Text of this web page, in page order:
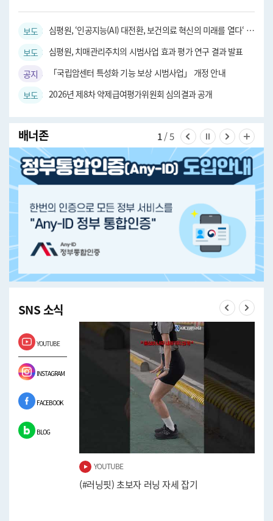
보도자료심평원, ‘인공지능(AI) 대전환, 보건의료 혁신의 미래를 열다‘ 주제, 국제 심포지엄 개최
보도자료심평원, 치매관리주치의 시범사업 효과 평가 연구 결과 발표
공지사항 「국립암센터 특성화 기능 보상 시범사업」 개정 안내
보도자료2026년 제8차 약제급여평가위원회 심의결과 공개
배너존 1/ 5 이전 슬라이드 보기
슬라이드 멈춤
다음 슬
전
SNS 소식
YOUTUBE
INSTAGRAM
FACEBOOK
BLOG
Previous
YOUTUBE
(#러닝핏) 초보자 러닝 자세 잡기
Next